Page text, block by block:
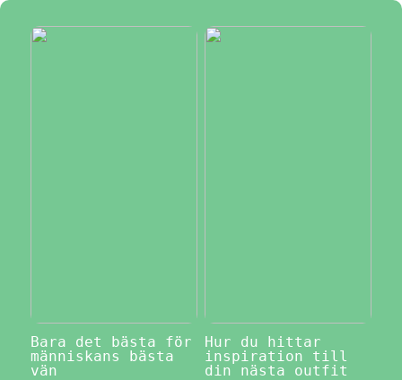
Bara det bästa för
människans bästa
vän
Hur du hittar
inspiration till
din nästa outfit